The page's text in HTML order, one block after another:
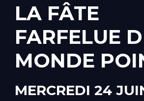
LA FÂTE
FARFELUE
MONDE
MERCREDI 24